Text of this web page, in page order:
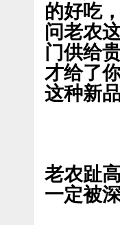
的好吃
问老农
门供给
才给了
这种新
老农趾
一定被